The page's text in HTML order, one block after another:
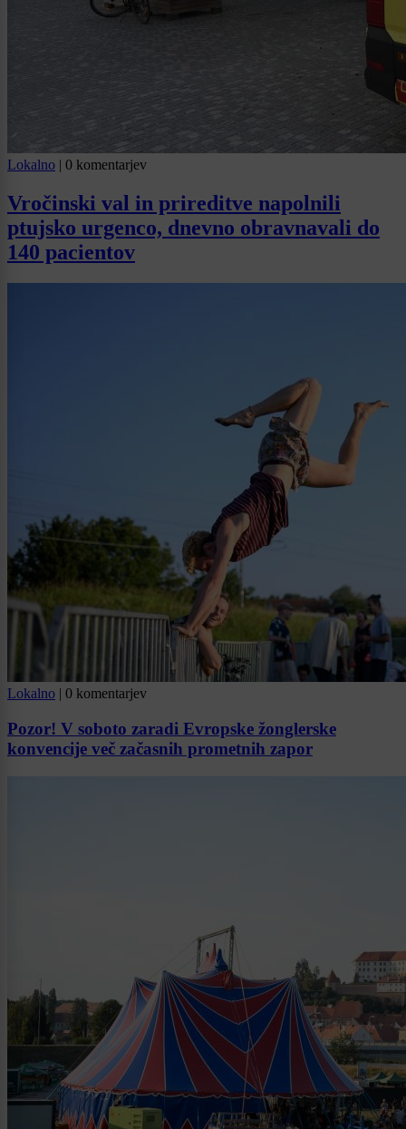
Lokalno | 0 komentarjev
Vročinski val in prireditve napolnili
ptujsko urgenco, dnevno obravnavali do
140 pacientov
Lokalno | 0 komentarjev
Pozor! V soboto zaradi Evropske žonglerske
konvencije več začasnih prometnih zapor